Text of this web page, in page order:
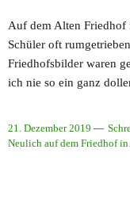
Auf dem Alten Friedhof
Schüler oft
Friedhofsbilder waren
ich nie so ein ganz
21. Dezember 2019
Neulich auf dem Friedhof